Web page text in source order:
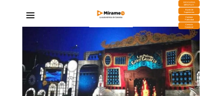
DESCARGA
MIRAPLAY
Buzón de
Sugerencias
Contratar
Publicidad
Contacto
Comercial